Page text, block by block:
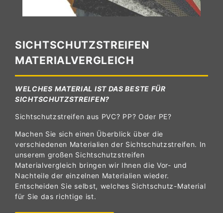
SICHTSCHUTZSTREIFEN
MATERIALVERGLEICH
WELCHES MATERIAL IST DAS BESTE FÜR
SICHTSCHUTZSTREIFEN?
Sichtschutzstreifen aus PVC? PP? Oder PE?
Machen Sie sich einen Überblick über die
verschiedenen Materialien der Sichtschutzstreifen. In
unserem großen Sichtschutzstreifen
Materialvergleich bringen wir Ihnen die Vor- und
Nachteile der einzelnen Materialien wieder.
Entscheiden Sie selbst, welches Sichtschutz-Material
für Sie das richtige ist.